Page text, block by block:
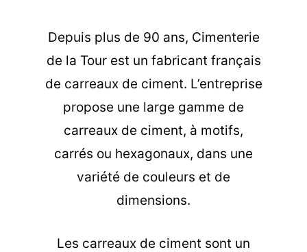
Depuis plus de 90 ans, Cimenterie
de la Tour est un fabricant français
de carreaux de ciment. L’entreprise
propose une large gamme de
carreaux de ciment, à motifs,
carrés ou hexagonaux, dans une
variété de couleurs et de
dimensions.
Les carreaux de ciment sont un